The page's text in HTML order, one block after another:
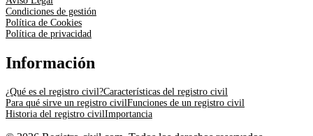
Condiciones de gestión
Política de Cookies
Política de privacidad
Información
¿Qué es el registro civil?Características del registro civil
Para qué sirve un registro civilFunciones de un registro civil
Historia del registro civilImportancia